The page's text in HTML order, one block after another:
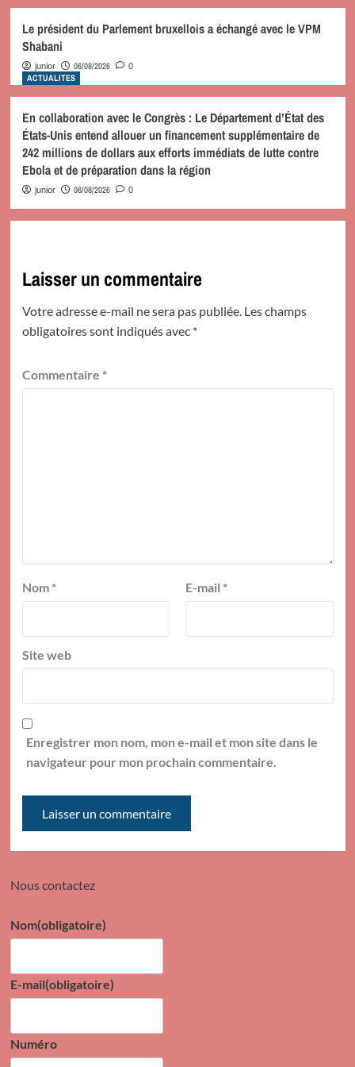
Le président du Parlement bruxellois a échangé avec le VPM
Shabani
junior 06/08/2026 0
ACTUALITES
En collaboration avec le Congrès : Le Département d’État des
États-Unis entend allouer un financement supplémentaire de
242 millions de dollars aux efforts immédiats de lutte contre
Ebola et de préparation dans la région
junior 06/08/2026 0
Laisser un commentaire
Votre adresse e-mail ne sera pas publiée. Les champs
obligatoires sont indiqués avec *
Commentaire *
Nom * E-mail *
Site web
Enregistrer mon nom, mon e-mail et mon site dans le
navigateur pour mon prochain commentaire.
Nous contactez
Nom(obligatoire)
E-mail(obligatoire)
Numéro